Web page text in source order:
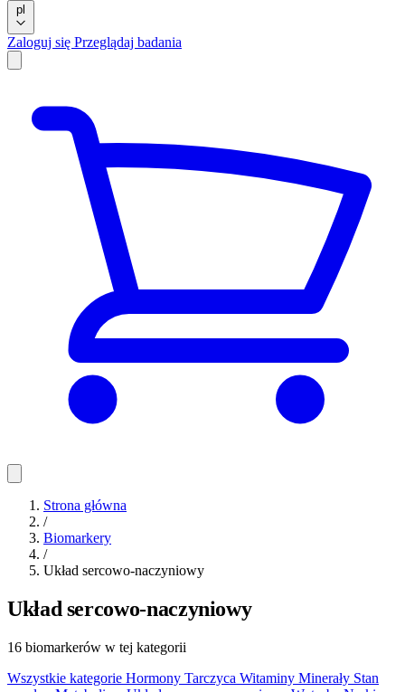
pl
Zaloguj się Przeglądaj badania
Strona główna
/
Biomarkery
/
Układ sercowo-naczyniowy
Układ sercowo-naczyniowy
16 biomarkerów w tej kategorii
Wszystkie kategorie Hormony Tarczyca Witaminy Minerały Stan